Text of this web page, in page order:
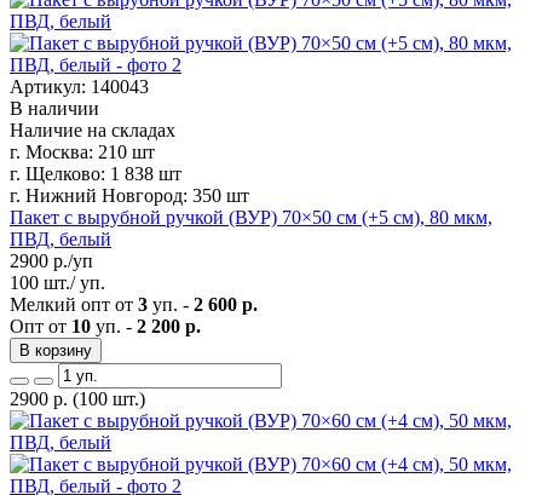
Артикул: 140043
В наличии
Наличие на складах
г. Москва: 210 шт
г. Щелково: 1 838 шт
г. Нижний Новгород: 350 шт
Пакет с вырубной ручкой (ВУР) 70×50 см (+5 см), 80 мкм,
ПВД, белый
2900 р./уп
100 шт./ уп.
Мелкий опт от 3 уп. - 2 600 р.
Опт от 10 уп. - 2 200 р.
В корзину
2900 р. (100 шт.)